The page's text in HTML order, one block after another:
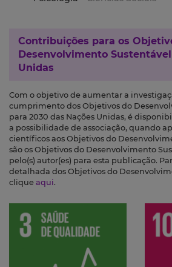
Contribuições para os
Desenvolvimento
Unidas
Com o objetivo de aumentar a
cumprimento dos Objetivos do
para 2030 das Nações Unidas, é
a possibilidade de associação, quando
científicos aos Objetivos do
são os Objetivos do Desenvolvimento
pelo(s) autor(es) para esta publicação.
detalhada dos Objetivos do
clique aqui.